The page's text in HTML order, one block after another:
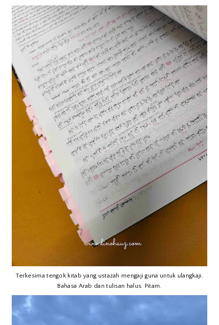
Terkesima tengok kitab yang ustazah mengaji guna untuk ulangkaji.
Bahasa Arab dan tulisan halus. Pitam.